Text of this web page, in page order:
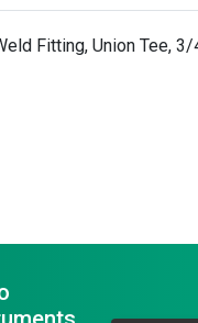
Fitting, Union Tee, 3/